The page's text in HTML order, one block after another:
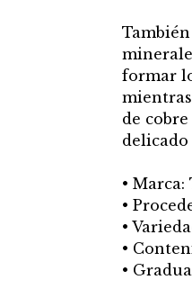
formar
de
•
•
•
•
•